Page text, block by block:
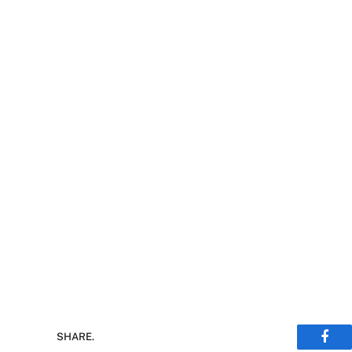
SHARE.